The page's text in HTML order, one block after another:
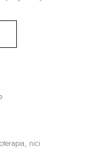
nici